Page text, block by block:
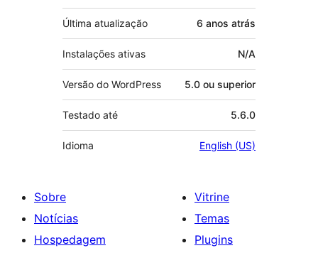
Última atualização 6 anos atrás
Instalações ativas N/A
Versão do WordPress 5.0 ou superior
Testado até 5.6.0
Idioma English (US)
Sobre
Notícias
Hospedagem
Vitrine
Temas
Plugins